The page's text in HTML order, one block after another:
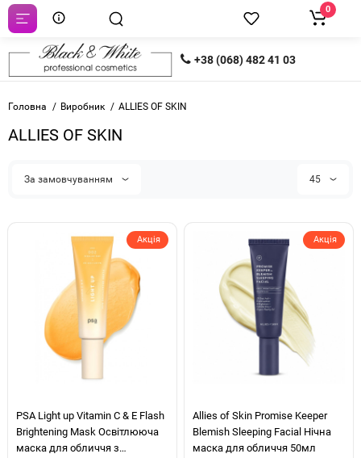
+38 (068) 482 41 03
0
Головна Виробник ALLIES OF SKIN
ALLIES OF SKIN
За замовчуванням 45
Акція
PSA Light up Vitamin C & E Flash
Brightening Mask Освітлююча
маска для обличчя з
Акція
Allies of Skin Promise Keeper
Blemish Sleeping Facial Нічна
маска для обличчя 50мл